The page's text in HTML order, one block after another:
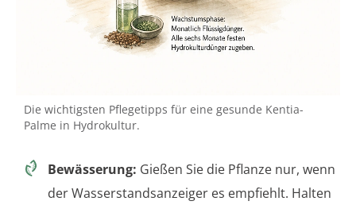
Die wichtigsten Pflegetipps für eine gesunde Kentia-
Palme in Hydrokultur.
Bewässerung: Gießen Sie die Pflanze nur, wenn
der Wasserstandsanzeiger es empfiehlt. Halten